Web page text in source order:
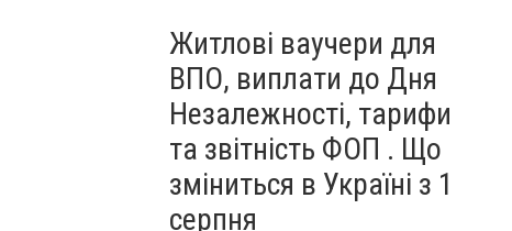
Житлові ваучери для
ВПО, виплати до Дня
Незалежності, тарифи
та звітність ФОП . Що
зміниться в Україні з 1
серпня